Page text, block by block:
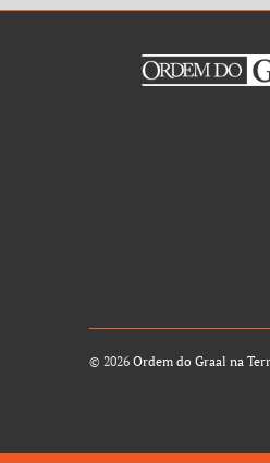
© 2026 Ordem do Graal na